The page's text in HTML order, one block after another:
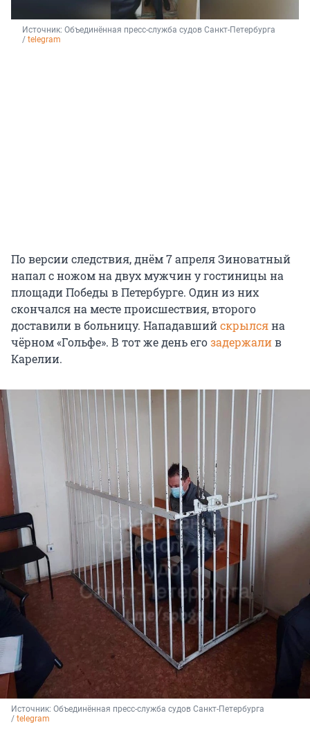
Источник: Объединённая пресс-служба судов Санкт-Петербурга
/ telegram
По версии следствия, днём 7 апреля Зиноватный
напал с ножом на двух мужчин у гостиницы на
площади Победы в Петербурге. Один из них
скончался на месте происшествия, второго
доставили в больницу. Нападавшийскрылсяна
чёрном «Гольфе». В тот же день егозадержалив
Карелии.
Источник: Объединённая пресс-служба судов Санкт-Петербурга
/ telegram